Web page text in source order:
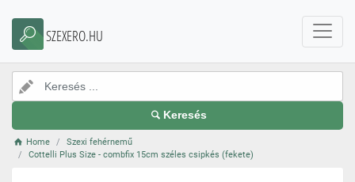
SZEXERO.HU
Keresés
Home
Szexi fehérnemű
Cottelli Plus Size - combfix 15cm széles csipkés (fekete)